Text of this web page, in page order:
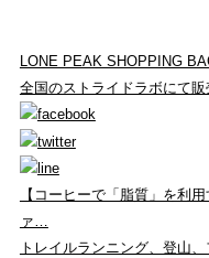
LONE PEAK SHOPPING
全国のストライドラボにて販
【コーヒーで「脂質」を利
ァ…
トレイルランニング、登山